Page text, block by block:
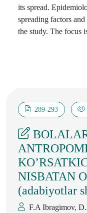
its spread.
spreading factors
the study. The focus
vaccination
hygiene rules, and
289-293
NISBATAN
(adabiyotlar
F.A Ibragimov,